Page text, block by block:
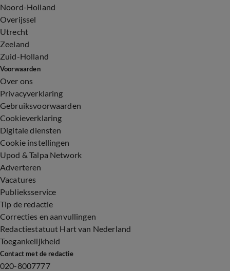
Noord-Holland
Overijssel
Utrecht
Zeeland
Zuid-Holland
Voorwaarden
Over ons
Privacyverklaring
Gebruiksvoorwaarden
Cookieverklaring
Digitale diensten
Cookie instellingen
Upod & Talpa Network
Adverteren
Vacatures
Publieksservice
Tip de redactie
Correcties en aanvullingen
Redactiestatuut Hart van Nederland
Toegankelijkheid
Contact met de redactie
020-8007777